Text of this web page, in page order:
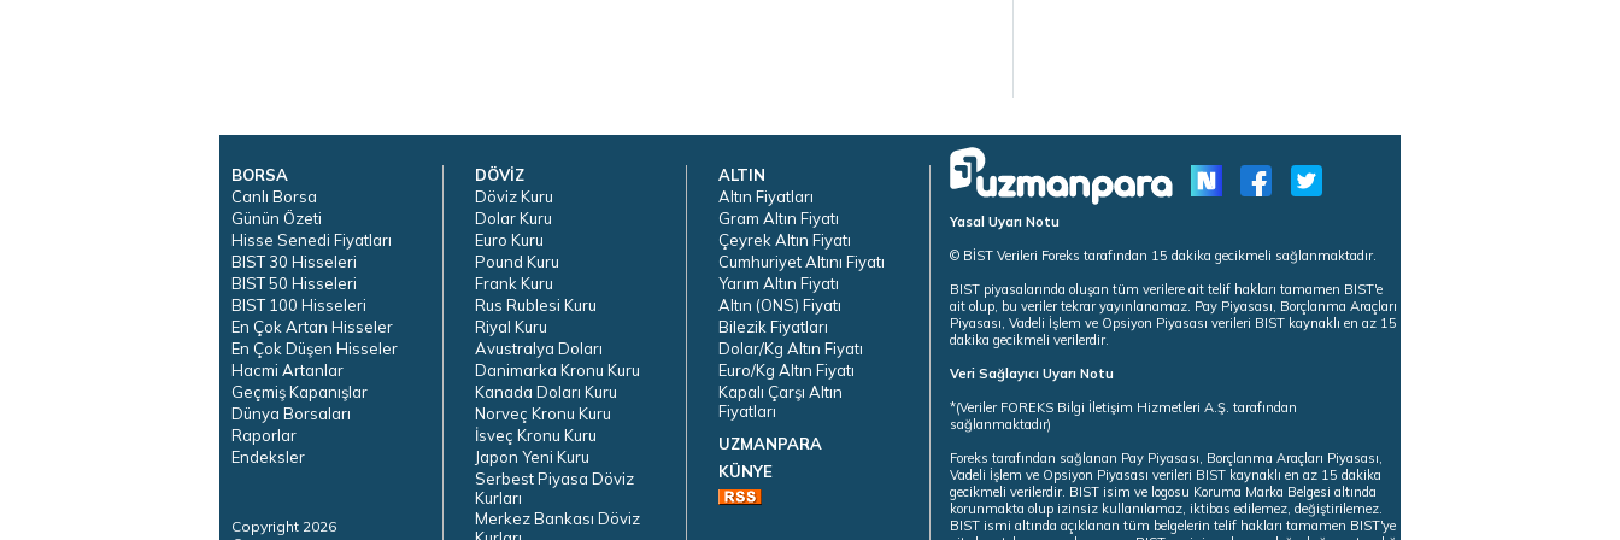
BORSA
Canlı Borsa
Günün Özeti
Hisse Senedi Fiyatları
BIST 30 Hisseleri
BIST 50 Hisseleri
BIST 100 Hisseleri
En Çok Artan Hisseler
En Çok Düşen Hisseler
Hacmi Artanlar
Geçmiş Kapanışlar
Dünya Borsaları
Raporlar
Endeksler
Copyright 2026
DÖVİZ
Döviz Kuru
Dolar Kuru
Euro Kuru
Pound Kuru
Frank Kuru
Rus Rublesi Kuru
Riyal Kuru
Avustralya Doları
Danimarka Kronu Kuru
Kanada Doları Kuru
Norveç Kronu Kuru
İsveç Kronu Kuru
Japon Yeni Kuru
Serbest Piyasa Döviz
Kurları
Merkez Bankası Döviz
ALTIN
Altın Fiyatları
Gram Altın Fiyatı
Çeyrek Altın Fiyatı
Cumhuriyet Altını Fiyatı
Yarım Altın Fiyatı
Altın (ONS) Fiyatı
Bilezik Fiyatları
Dolar/Kg Altın Fiyatı
Euro/Kg Altın Fiyatı
Kapalı Çarşı Altın
Fiyatları
UZMANPARA
KÜNYE
Yasal Uyarı Notu
© BİST Verileri Foreks tarafından 15 dakika gecikmeli sağlanmaktadır.
BIST piyasalarında oluşan tüm verilere ait telif hakları tamamen BIST'e
ait olup, bu veriler tekrar yayınlanamaz. Pay Piyasası, Borçlanma Araçları
Piyasası, Vadeli İşlem ve Opsiyon Piyasası verileri BIST kaynaklı en az 15
dakika gecikmeli verilerdir.
Veri Sağlayıcı Uyarı Notu
*(Veriler FOREKS Bilgi İletişim Hizmetleri A.Ş. tarafından
sağlanmaktadır)
Foreks tarafından sağlanan Pay Piyasası, Borçlanma Araçları Piyasası,
Vadeli İşlem ve Opsiyon Piyasası verileri BIST kaynaklı en az 15 dakika
gecikmeli verilerdir. BIST isim ve logosu Koruma Marka Belgesi altında
korunmakta olup izinsiz kullanılamaz, iktibas edilemez, değiştirilemez.
BIST ismi altında açıklanan tüm belgelerin telif hakları tamamen BIST'ye